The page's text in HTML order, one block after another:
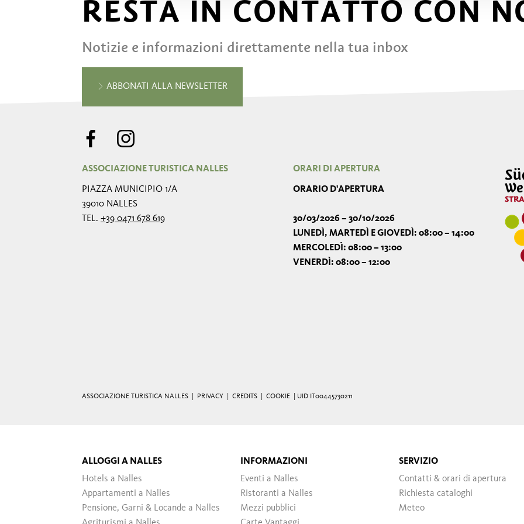
RESTA IN CONTATTO CON
Notizie e informazioni direttamente nella tua inbox
ABBONATI ALLA NEWSLETTER
ASSOCIAZIONE TURISTICA NALLES
PIAZZA MUNICIPIO 1/A
39010 NALLES
TEL. +39 0471 678 619
ORARI DI APERTURA
ORARIO D'APERTURA
30/03/2026 – 30/10/2026
LUNEDÌ, MARTEDÌ E GIOVEDÌ: 08:00 – 14:00
MERCOLEDÌ: 08:00 – 13:00
VENERDÌ: 08:00 – 12:00
ASSOCIAZIONE TURISTICA NALLES | PRIVACY CREDITS COOKIE | UID IT00445730211
ALLOGGI A NALLES
Hotels a Nalles
Appartamenti a Nalles
Pensione, Garni & Locande a Nalles
INFORMAZIONI
Eventi a Nalles
Ristoranti a Nalles
Mezzi pubblici
SERVIZIO
Contatti & orari di apertura
Richiesta cataloghi
Meteo